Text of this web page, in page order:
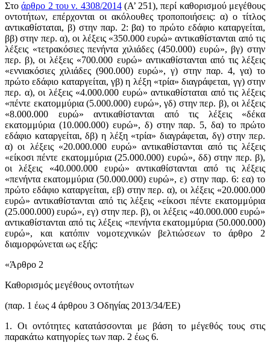
Στοάρθρο 2 του ν. 4308/2014(Α’ 251), περί καθορισμού μεγέθους
οντοτήτων, επέρχονται οι ακόλουθες τροποποιήσεις: α) ο τίτλος
αντικαθίσταται, β) στην παρ. 2: βα) το πρώτο εδάφιο καταργείται,
ββ) στην περ. α), οι λέξεις «350.000 ευρώ» αντικαθίστανται από τις
λέξεις «τετρακόσιες πενήντα χιλιάδες (450.000) ευρώ», βγ) στην
περ. β), οι λέξεις «700.000 ευρώ» αντικαθίστανται από τις λέξεις
«εννιακόσιες χιλιάδες (900.000) ευρώ», γ) στην παρ. 4, γα) το
πρώτο εδάφιο καταργείται, γβ) η λέξη «τρία» διαγράφεται, γγ) στην
περ. α), οι λέξεις «4.000.000 ευρώ» αντικαθίσταται από τις λέξεις
«πέντε εκατομμύρια (5.000.000) ευρώ», γδ) στην περ. β), οι λέξεις
«8.000.000 ευρώ» αντικαθίστανται από τις λέξεις «δέκα
εκατομμύρια (10.000.000) ευρώ», δ) στην παρ. 5, δα) το πρώτο
εδάφιο καταργείται, δβ) η λέξη «τρία» διαγράφεται, δγ) στην περ.
α) οι λέξεις «20.000.000 ευρώ» αντικαθίστανται από τις λέξεις
«είκοσι πέντε εκατομμύρια (25.000.000) ευρώ», δδ) στην περ. β),
οι λέξεις «40.000.000 ευρώ» αντικαθίστανται από τις λέξεις
«πενήντα εκατομμύρια (50.000.000) ευρώ», ε) στην παρ. 6: εα) το
πρώτο εδάφιο καταργείται, εβ) στην περ. α), οι λέξεις «20.000.000
ευρώ» αντικαθίστανται από τις λέξεις «είκοσι πέντε εκατομμύρια
(25.000.000) ευρώ», εγ) στην περ. β), οι λέξεις «40.000.000 ευρώ»
αντικαθίστανται από τις λέξεις «πενήντα εκατομμύρια (50.000.000)
ευρώ», και κατόπιν νομοτεχνικών βελτιώσεων το άρθρο 2
διαμορφώνεται ως εξής:
«Άρθρο 2
Καθορισμός μεγέθους οντοτήτων
(παρ. 1 έως 4 άρθρου 3 Οδηγίας 2013/34/ΕΕ)
1. Οι οντότητες κατατάσσονται με βάση το μέγεθός τους στις
παρακάτω κατηγορίες των παρ. 2 έως 6.